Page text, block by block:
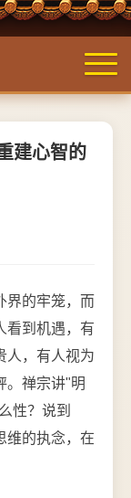
建心智的
界的牢笼，而
看到机遇，有
人，有人视为
。禅宗讲"明
性？说到
维的执念，在